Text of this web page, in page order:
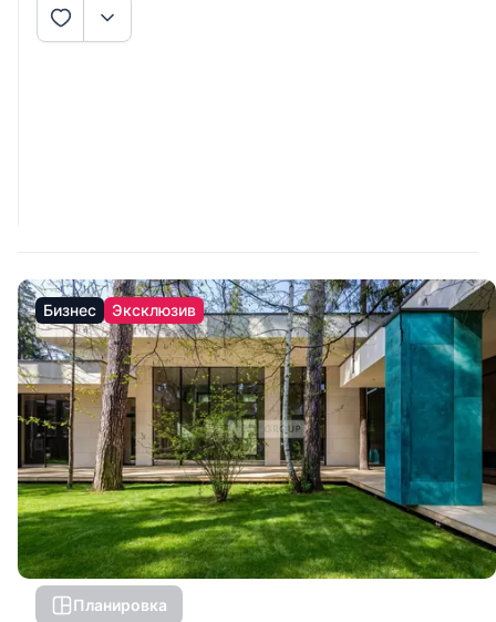
Бизнес Эксклюзив
Планировка